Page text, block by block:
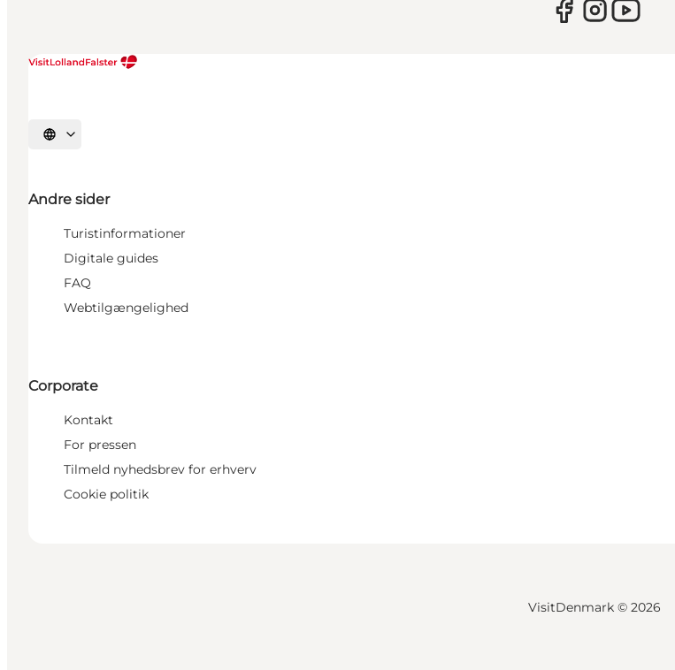
Vælg sprog
Andre sider
Turistinformationer
Digitale guides
FAQ
Webtilgængelighed
Corporate
Kontakt
For pressen
Tilmeld nyhedsbrev for erhverv
Cookie politik
VisitDenmark © 2026